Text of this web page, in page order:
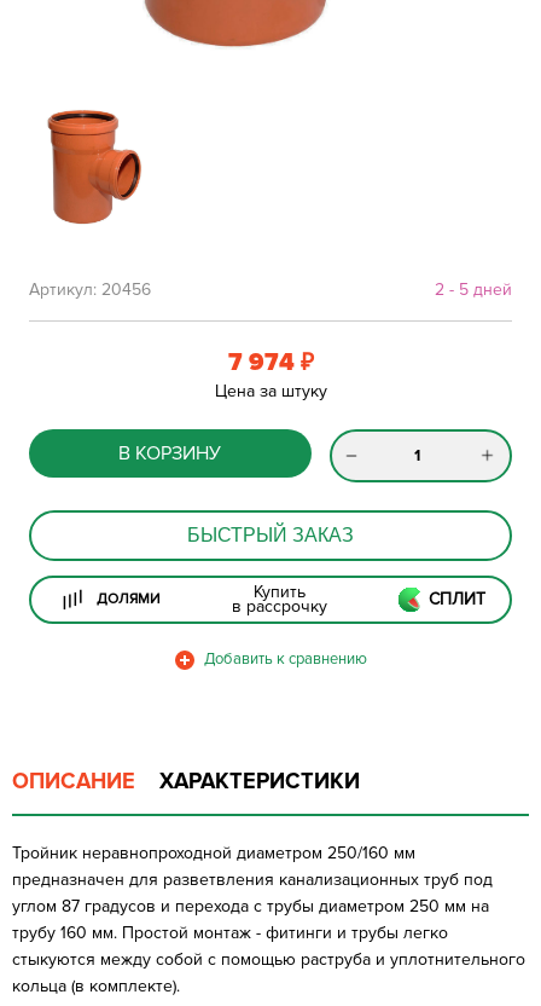
2 - 5 дней
Артикул: 20456
7 974 ₽
Цена за штуку
В КОРЗИНУ
БЫСТРЫЙ ЗАКАЗ
ДОЛЯМИ Купить
в рассрочку СПЛИТ
ОПИСАНИЕ ХАРАКТЕРИСТИКИ
Тройник неравнопроходной диаметром 250/160 мм
предназначен для разветвления канализационных труб под
углом 87 градусов и перехода с трубы диаметром 250 мм на
трубу 160 мм. Простой монтаж - фитинги и трубы легко
стыкуются между собой с помощью раструба и уплотнительного
кольца (в комплекте).